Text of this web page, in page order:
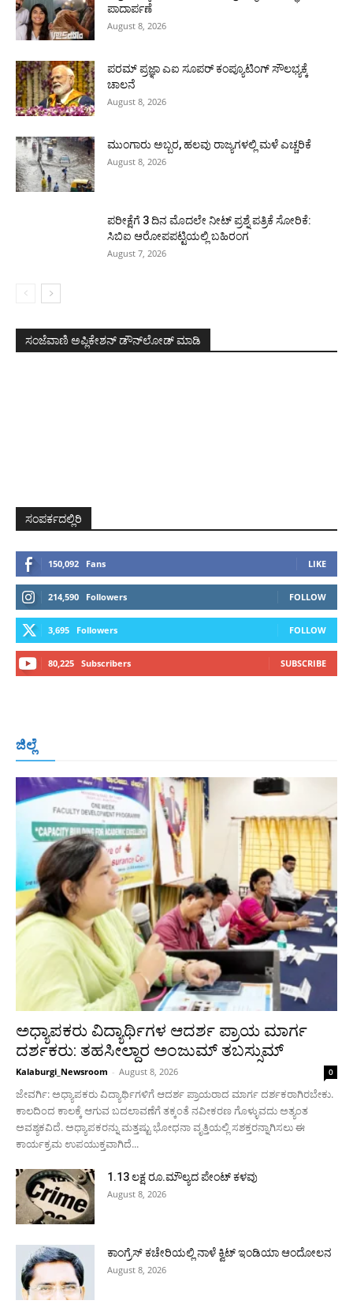
ಪಾದಾರ್ಪಣೆ
August 8, 2026
ಪರಮ್ ಪ್ರಜ್ಞಾ ಎಐ ಸೂಪರ್ ಕಂಪ್ಯೂಟಿಂಗ್ ಸೌಲಭ್ಯಕ್ಕೆ
ಚಾಲನೆ
August 8, 2026
ಮುಂಗಾರು ಅಬ್ಬರ, ಹಲವು ರಾಜ್ಯಗಳಲ್ಲಿ ಮಳೆ ಎಚ್ಚರಿಕೆ
August 8, 2026
ಪರೀಕ್ಷೆಗೆ 3 ದಿನ ಮೊದಲೇ ನೀಟ್ ಪ್ರಶ್ನೆ ಪತ್ರಿಕೆ ಸೋರಿಕೆ:
ಸಿಬಿಐ ಆರೋಪಪಟ್ಟಿಯಲ್ಲಿ ಬಹಿರಂಗ
August 7, 2026
ಸಂಜೆವಾಣಿ ಅಪ್ಲಿಕೇಶನ್ ಡೌನ್‌ಲೋಡ್ ಮಾಡಿ
ಸಂಪರ್ಕದಲ್ಲಿರಿ
150,092 Fans LIKE
214,590 Followers FOLLOW
3,695 Followers FOLLOW
80,225 Subscribers SUBSCRIBE
ಜಿಲ್ಲೆ
ಅಧ್ಯಾಪಕರು ವಿದ್ಯಾರ್ಥಿಗಳ ಆದರ್ಶ ಪ್ರಾಯ ಮಾರ್ಗ
ದರ್ಶಕರು: ತಹಸೀಲ್ದಾರ ಅಂಜುಮ್ ತಬಸ್ಸುಮ್
Kalaburgi_Newsroom - August 8, 2026 0
ಜೇವರ್ಗಿ: ಅಧ್ಯಾಪಕರು ವಿದ್ಯಾರ್ಥಿಗಳಿಗೆ ಆದರ್ಶ ಪ್ರಾಯರಾದ ಮಾರ್ಗ ದರ್ಶಕರಾಗಿರಬೇಕು.
ಕಾಲದಿಂದ ಕಾಲಕ್ಕೆ ಆಗುವ ಬದಲಾವಣೆಗೆ ತಕ್ಕಂತೆ ನವೀಕರಣ ಗೊಳ್ಳುವದು ಅತ್ಯಂತ
ಅವಶ್ಯಕವಿದೆ. ಅಧ್ಯಾಪಕರನ್ನು ಮತ್ತಷ್ಟು ಭೋಧನಾ ವೃತ್ತಿಯಲ್ಲಿ ಸಶಕ್ತರನ್ನಾಗಿಸಲು ಈ
ಕಾರ್ಯಕ್ರಮ ಉಪಯುಕ್ತವಾಗಿದೆ...
1.13 ಲಕ್ಷ ರೂ.ಮೌಲ್ಯದ ಪೇಂಟ್ ಕಳವು
August 8, 2026
ಕಾಂಗ್ರೆಸ್ ಕಚೇರಿಯಲ್ಲಿ ನಾಳೆ ಕ್ವಿಟ್ ಇಂಡಿಯಾ ಆಂದೋಲನ
August 8, 2026